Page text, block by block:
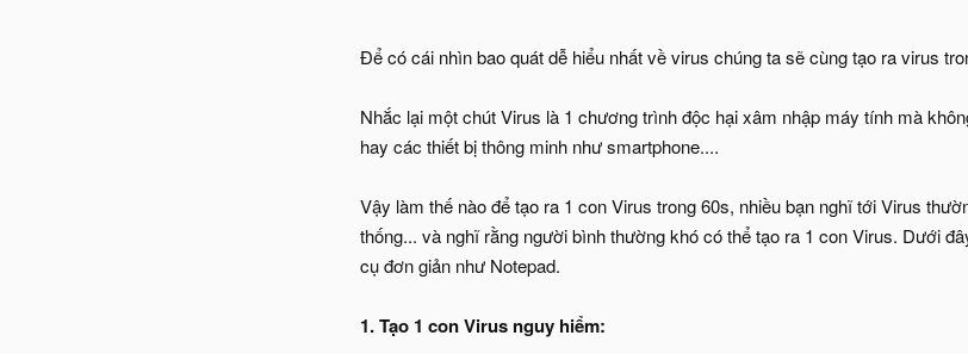
Để có cái nhìn bao quát dễ hiểu nhất về virus chúng ta sẽ cùng tạo ra virus
Nhắc lại một chút Virus là 1 chương trình độc hại xâm nhập máy tính mà
hay các thiết bị thông minh như smartphone....
Vậy làm thế nào để tạo ra 1 con Virus trong 60s, nhiều bạn nghĩ tới Virus
thống... và nghĩ rằng người bình thường khó có thể tạo ra 1 con Virus. Dưới
cụ đơn giản như Notepad.
1. Tạo 1 con Virus nguy hiểm: